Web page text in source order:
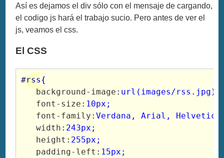
Así es dejamos el div sólo con el mensaje de cargando,
el codigo js hará el trabajo sucio. Pero antes de ver el
js, veamos el css.
El CSS
#rss{
   background-image:
url(images/rss.jpg);
   font-size:
10px;
   font-family:
Verdana, Arial,
   width:
243px;
   height:
255px;
   padding-left:
15px;